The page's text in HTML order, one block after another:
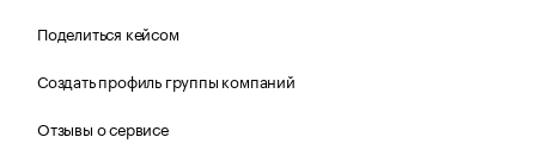
Поделиться кейсом
Создать профиль группы компаний
Отзывы о сервисе